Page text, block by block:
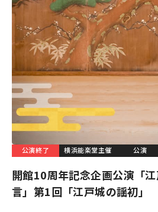
公演終了 横浜能楽堂主催 公演
開館10周年記念企画公演「
言」第1回「江戸城の謡初」